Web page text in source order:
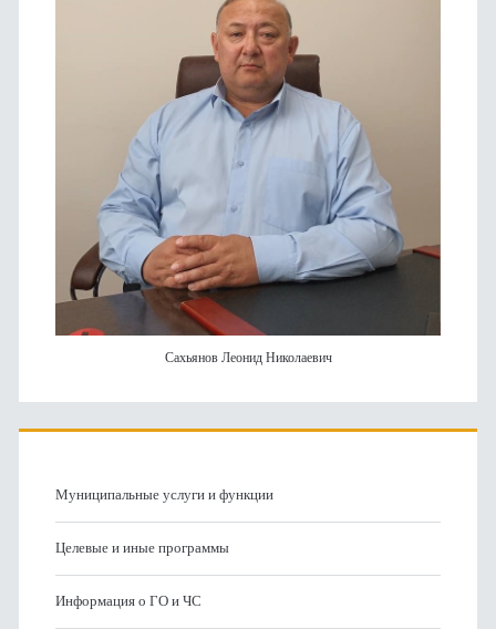
Сахьянов Леонид Николаевич
Муниципальные услуги и функции
Целевые и иные программы
Информация о ГО и ЧС